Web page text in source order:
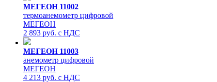
МЕГЕОН 11002
термоанемометр цифровой
МЕГЕОН
2 893 руб. с НДС
МЕГЕОН 11003
анемометр цифровой
МЕГЕОН
4 213 руб. с НДС